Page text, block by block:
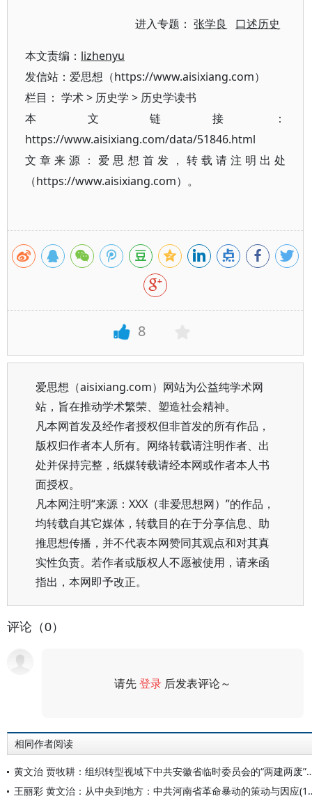
进入专题：张学良 口述历史
本文责编： lizhenyu
发信站：爱思想（https://www.aisixiang.com）
栏目： 学术> 历史学 > 历史学读书
本文链接：
https://www.aisixiang.com/data/51846.html
文章来源：爱思想首发，转载请注明出处
（https://www.aisixiang.com）。
8
爱思想（aisixiang.com）网站为公益纯学术网
站，旨在推动学术繁荣、塑造社会精神。
凡本网首发及经作者授权但非首发的所有作品，
版权归作者本人所有。网络转载请注明作者、出
处并保持完整，纸媒转载请经本网或作者本人书
面授权。
凡本网注明“来源：XXX（非爱思想网）”的作品，
均转载自其它媒体，转载目的在于分享信息、助
推思想传播，并不代表本网赞同其观点和对其真
实性负责。若作者或版权人不愿被使用，请来函
指出，本网即予改正。
评论（0）
请先登录 后发表评论～
相同作者阅读
黄文治 贾牧耕：组织转型视域下中
王丽彩 黄文治：从中央